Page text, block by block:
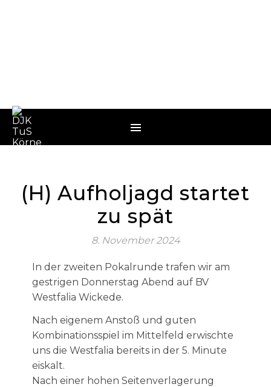
(H) Aufholjagd startet
zu spät
8. November 2024
In der zweiten Pokalrunde trafen wir am
gestrigen Donnerstag Abend auf BV
Westfalia Wickede.
Nach eigenem Anstoß und guten
Kombinationsspiel im Mittelfeld erwischte
uns die Westfalia bereits in der 5. Minute
eiskalt.
Nach einer hohen Seitenverlagerung